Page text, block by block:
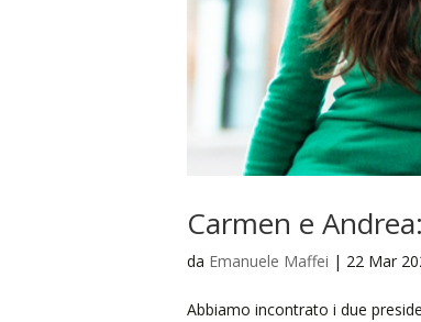
Carmen e
da Emanuele Maffei | 22 Mar
Abbiamo incontrato i due